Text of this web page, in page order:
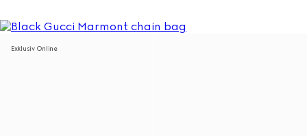
Exklusiv Online